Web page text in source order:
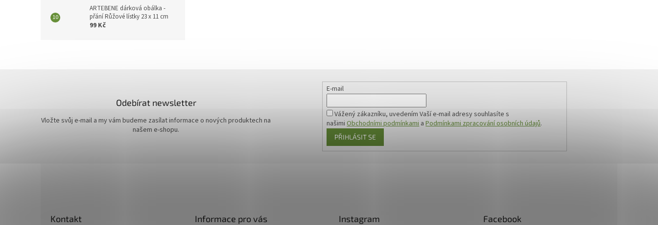
ARTEBENE dárková obálka -
přání Růžové lístky 23 x 11 cm
99 Kč
Odebírat newsletter
Vložte svůj e-mail a my vám budeme zasílat informace o nových produktech na
našem e-shopu.
E-mail
Vážený zákazníku, uvedením Vaší e-mail adresy souhlasíte s
našimiObchodními podmínkami aPodmínkami zpracování osobních údajů.
PŘIHLÁSIT SE
Kontakt Informace pro vás Instagram Facebook